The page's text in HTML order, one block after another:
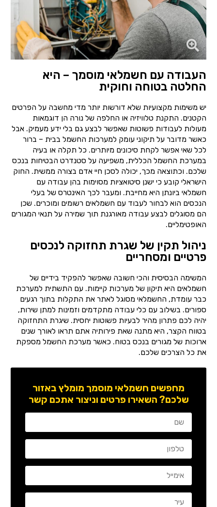
העבודה עם חשמלאי מוסמך – היא
החלטה בטוחה וחוקית
יש משימות מקצועיות שלא דורשות יותר מדי מחשבה על הפרטים
הקטנים. התקנת טלוויזיה או החלפה של נורה הן דוגמאות
מעולות לעבודות פשוטות שאפשר לבצע גם בלי ידע מעמיק. אבל
כאשר מדובר על תיקוני עומק למערכות החשמל בבית – ברור
לכל שאי אפשר לקחת סיכונים מיותרים. כל תקלה או בעיה
במערכת החשמל הכללית, משפיעה על סטנדרט הבטיחות בנכס
שלכם. וכתוצאה מכך, יכולה לסכן חיי אדם בצורה ממשית. החוק
הישראלי קובע כי ישנן סיטואציות מסוימות בהן עבודה עם
חשמלאי ביונתן היא מחייבת. ומעבר לכך האינטרס של בעלי
הנכסים הוא לבחור לעבוד עם חשמלאים רשומים ומוכרים. שכן
הם מסוגלים לבצע עבודה מאורגנת תוך שמירה על תנאי המגורים
האופטימליים.
ניהול תקין של שגרת תחזוקה לנכסים
פרטיים ומסחריים
המשימה הבסיסית והכי חשובה שאפשר להפקיד בידיים של
חשמלאים היא תיקון של מערכות קיימות. עם התשתית למערכת
כבר עומדת, החשמלאי מסוגל לאתר את התקלות בתוך רגעים
ספורים. בשילוב עם כלי עבודה מתקדמים וזמינות למתן שירות,
יהיה לכם פתרון מהיר לבעיות פשוטות יחסית. שיגרת התחזוקה
בטווח הקצר, היא מתנה שאת פירותיה אתם תראו לאורך שנים
ארוכות של מגורים בנכס בטוח. כאשר מערכת החשמל מספקת
את כל הצרכים שלכם.
מחפשים חשמלאי מוסמך מומלץ באזור
שלכם? השאירו פרטים וניצור אתכם קשר